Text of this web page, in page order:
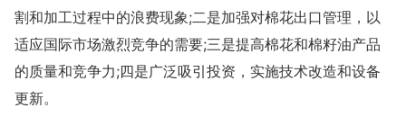
割和加工过程中的浪费现象;二是加强对棉花出口管理，以
适应国际市场激烈竞争的需要;三是提高棉花和棉籽油产品
的质量和竞争力;四是广泛吸引投资，实施技术改造和设备
更新。